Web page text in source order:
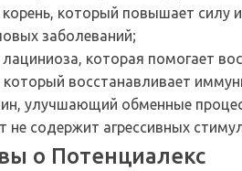
корень, который повышает силу
заболеваний;
которая помогает
восстанавливает
улучшающий обменные
не содержит агрессивных
о Потенциалекс